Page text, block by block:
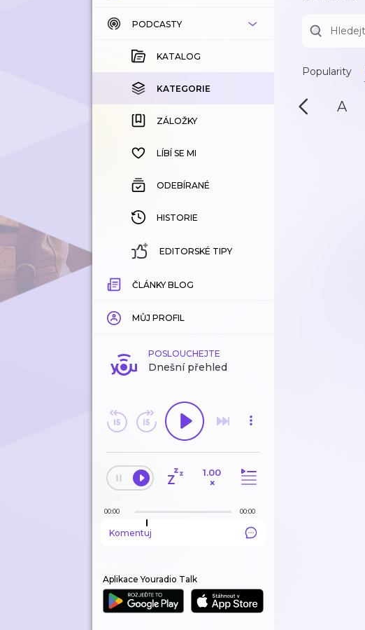
KATALOG
KOUPENÉ
KATEGORIE
ZÁLOŽKY
HISTORIE
PODCASTY
KATALOG
KATEGORIE
ZÁLOŽKY
LÍBÍ SE MI
ODEBÍRANÉ
HISTORIE
EDITORSKÉ TIPY
ČLÁNKY BLOG
MŮJ PROFIL
POSLOUCHEJTE
Dnešní přehled
1.00
×
00:00 00:00
Komentuj
Aplikace Youradio Talk
Popularity
A